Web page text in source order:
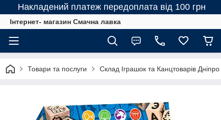
Накладений платеж передоплата від 100 грн
Інтернет- магазин Смачна лавка
Товари та послуги Склад Іграшок та Канцтоварів Дніпро